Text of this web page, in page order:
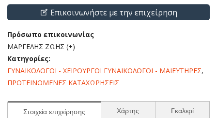
Επικοινωνήστε με την επιχείρηση
Πρόσωπο επικοινωνίας
ΜΑΡΓΕΛΗΣ ΖΩΗΣ (+)
Κατηγορίες:
ΓΥΝΑΙΚΟΛΟΓΟΙ - ΧΕΙΡΟΥΡΓΟΙ ΓΥΝΑΙΚΟΛΟΓΟΙ - ΜΑΙΕΥΤΗΡΕΣ,
ΠΡΟΤΕΙΝΟΜΕΝΕΣ ΚΑΤΑΧΩΡΗΣΕΙΣ
Στοιχεία επιχείρησης Χάρτης Γκαλερί